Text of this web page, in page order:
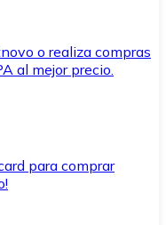
o realiza compras
al mejor precio.
para comprar